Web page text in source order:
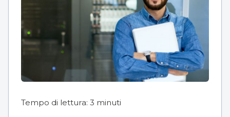
Tempo di lettura: 3 minuti